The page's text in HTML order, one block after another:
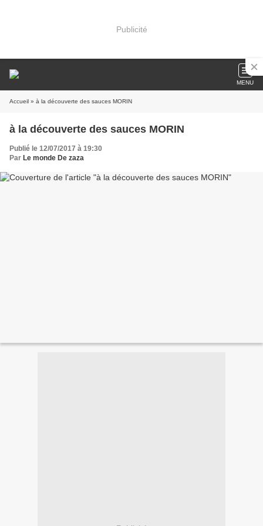
Publicité
MENU
Accueil » à la découverte des sauces MORIN
à la découverte des sauces MORIN
Publié le 12/07/2017 à 19:30
Par Le monde De zaza